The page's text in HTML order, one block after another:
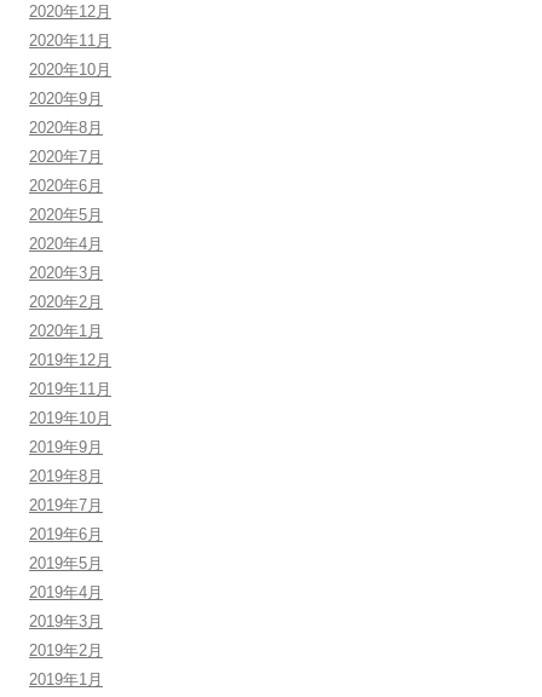
2020年12月
2020年11月
2020年10月
2020年9月
2020年8月
2020年7月
2020年6月
2020年5月
2020年4月
2020年3月
2020年2月
2020年1月
2019年12月
2019年11月
2019年10月
2019年9月
2019年8月
2019年7月
2019年6月
2019年5月
2019年4月
2019年3月
2019年2月
2019年1月